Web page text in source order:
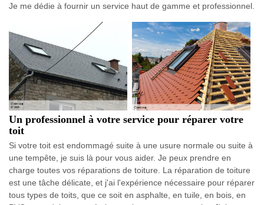
Je me dédie à fournir un service haut de gamme et professionnel.
Un professionnel à votre service pour réparer votre
toit
Si votre toit est endommagé suite à une usure normale ou suite à
une tempête, je suis là pour vous aider. Je peux prendre en
charge toutes vos réparations de toiture. La réparation de toiture
est une tâche délicate, et j'ai l'expérience nécessaire pour réparer
tous types de toits, que ce soit en asphalte, en tuile, en bois, en